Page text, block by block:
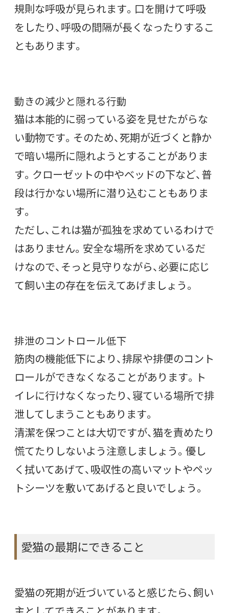
規則な呼吸が見られます。口を開けて呼吸
をしたり、呼吸の間隔が長くなったりするこ
ともあります。
動きの減少と隠れる行動
猫は本能的に弱っている姿を見せたがらな
い動物です。そのため、死期が近づくと静か
で暗い場所に隠れようとすることがありま
す。クローゼットの中やベッドの下など、普
段は行かない場所に潜り込むこともありま
す。
ただし、これは猫が孤独を求めているわけで
はありません。安全な場所を求めているだ
けなので、そっと見守りながら、必要に応じ
て飼い主の存在を伝えてあげましょう。
排泄のコントロール低下
筋肉の機能低下により、排尿や排便のコント
ロールができなくなることがあります。ト
イレに行けなくなったり、寝ている場所で排
泄してしまうこともあります。
清潔を保つことは大切ですが、猫を責めたり
慌てたりしないよう注意しましょう。優し
く拭いてあげて、吸収性の高いマットやペッ
トシーツを敷いてあげると良いでしょう。
愛猫の最期にできること
愛猫の死期が近づいていると感じたら、飼い